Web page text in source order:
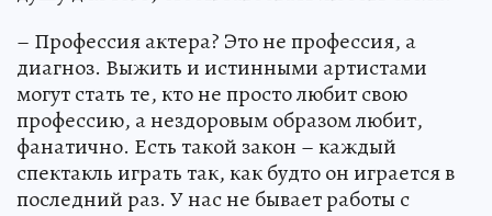
– Профессия актера? Это не профессия, а
диагноз. Выжить и истинными артистами
могут стать те, кто не просто любит свою
профессию, а нездоровым образом любит,
фанатично. Есть такой закон – каждый
спектакль играть так, как будто он играется в
последний раз. У нас не бывает работы с